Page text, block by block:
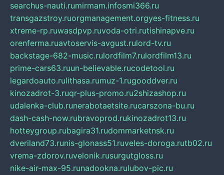
searchus-nauti.rumirmam.infosmi366.ru
transgazstroy.ruorgmanagement.orgyes-fitness.ru
xtreme-rp.ruwasdpvp.ruvoda-otri.rutishinapve.ru
orenferma.ruavtoservis-avgust.rulord-tv.ru
backstage-682-music.rulordfilm7.rulordfilm13.ru
prime-cars63.ruun-believable.rucodetool.ru
legardoauto.rulithasa.rumuz-1.rugooddver.ru
kinozadrot-3.ruqr-plus-promo.ru2shizashop.ru
udalenka-club.runerabotaetsite.rucarszona-bu.ru
dash-cash-now.rubravoprod.rukinozadrot13.ru
hotteygroup.rubagira31.rudommarketnsk.ru
dveriland73.runis-glonass51.ruveles-doroga.rutb02.ru
vrema-zdorov.ruvelonik.rusurgutgloss.ru
nike-air-max-95.runadookna.rulubov-pic.ru